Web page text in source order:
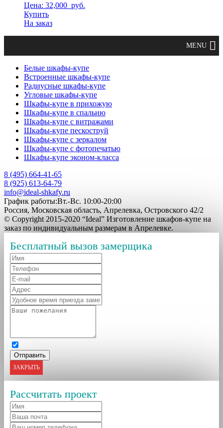
Цена: 32,000 руб.
Купить
На заказ
Белые шкафы-купе
Встроенные шкафы-купе
Радиусные шкафы-купе
Угловые шкафы-купе
Шкафы-купе в прихожую
Шкафы-купе в спальню
Шкафы-купе с витражами
Шкафы-купе пескоструй
Шкафы-купе с зеркалом
Шкафы-купе с фотопечатью
Шкафы-купе эконом-класса
8 (495) 664-41-65
8 (925) 613-64-79
info@ideal-shkafy.ru
График работы:Вт.-Вс. 10:00-20:00
Россия, Московская область, Апрелевка, Островского 42/2
© Copyright 2015-2020 “Ideal” Изготовление шкафов-купе на
заказ по индивидуальным размерам в Апрелевке.
Бесплатный вызов замерщика
ЗАКРЫТЬ
Рассчитать проект